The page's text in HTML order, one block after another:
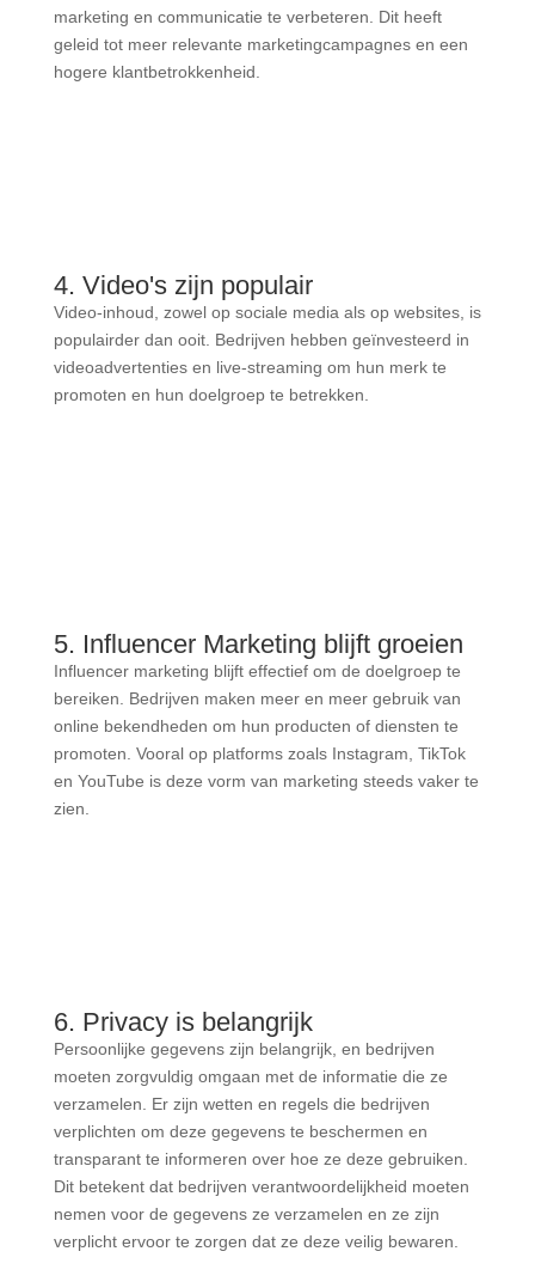
marketing en communicatie te verbeteren. Dit heeft
geleid tot meer relevante marketingcampagnes en een
hogere klantbetrokkenheid.
4. Video's zijn populair
Video-inhoud, zowel op sociale media als op websites, is
populairder dan ooit. Bedrijven hebben geïnvesteerd in
videoadvertenties en live-streaming om hun merk te
promoten en hun doelgroep te betrekken.
5. Influencer Marketing blijft groeien
Influencer marketing blijft effectief om de doelgroep te
bereiken. Bedrijven maken meer en meer gebruik van
online bekendheden om hun producten of diensten te
promoten. Vooral op platforms zoals Instagram, TikTok
en YouTube is deze vorm van marketing steeds vaker te
zien.
6. Privacy is belangrijk
Persoonlijke gegevens zijn belangrijk, en bedrijven
moeten zorgvuldig omgaan met de informatie die ze
verzamelen. Er zijn wetten en regels die bedrijven
verplichten om deze gegevens te beschermen en
transparant te informeren over hoe ze deze gebruiken.
Dit betekent dat bedrijven verantwoordelijkheid moeten
nemen voor de gegevens ze verzamelen en ze zijn
verplicht ervoor te zorgen dat ze deze veilig bewaren.